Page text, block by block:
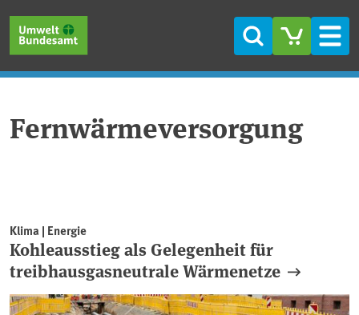
Suche
Fernwärmeversorgung
Klima | Energie
Kohleausstieg als Gelegenheit für
treibhausgasneutrale Wärmenetze